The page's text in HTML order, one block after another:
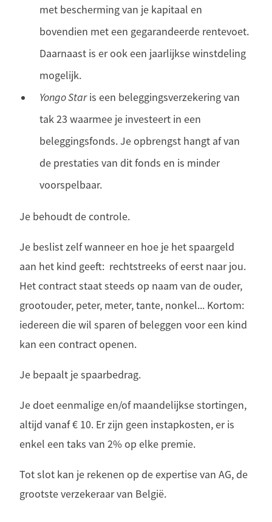
met bescherming van je kapitaal en
bovendien met een gegarandeerde rentevoet.
Daarnaast is er ook een jaarlijkse winstdeling
mogelijk.
Yongo Staris een beleggingsverzekering van
tak 23 waarmee je investeert in een
beleggingsfonds. Je opbrengst hangt af van
de prestaties van dit fonds en is minder
voorspelbaar.
Je behoudt de controle.
Je beslist zelf wanneer en hoe je het spaargeld
aan het kind geeft: rechtstreeks of eerst naar jou.
Het contract staat steeds op naam van de ouder,
grootouder, peter, meter, tante, nonkel... Kortom:
iedereen die wil sparen of beleggen voor een kind
kan een contract openen.
Je bepaalt je spaarbedrag.
Je doet eenmalige en/of maandelijkse stortingen,
altijd vanaf € 10. Er zijn geen instapkosten, er is
enkel een taks van 2% op elke premie.
Tot slot kan je rekenen op de expertise van AG, de
grootste verzekeraar van België.